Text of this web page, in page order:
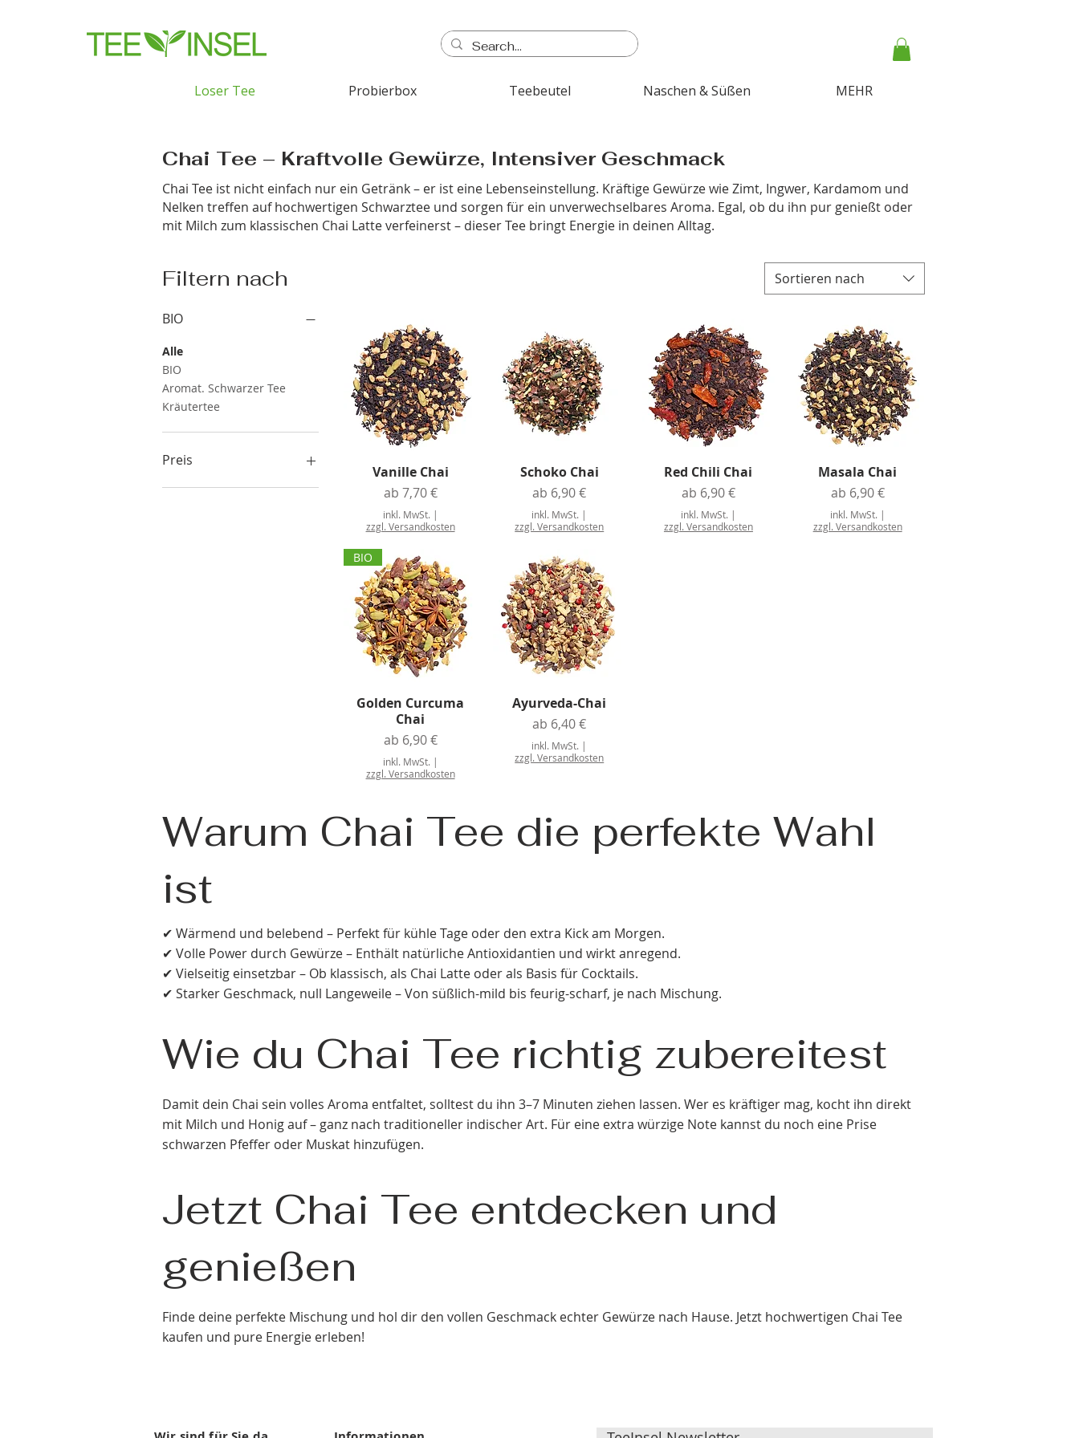
Loser Tee Probierbox Teebeutel Naschen & Süßen MEHR
Chai Tee – Kraftvolle Gewürze, Intensiver Geschmack
Chai Tee ist nicht einfach nur ein Getränk – er ist eine Lebenseinstellung. Kräftige Gewürze wie Zimt, Ingwer, Kardamom und
Nelken treffen auf hochwertigen Schwarztee und sorgen für ein unverwechselbares Aroma. Egal, ob du ihn pur genießt oder
mit Milch zum klassischen Chai Latte verfeinerst – dieser Tee bringt Energie in deinen Alltag.
Filtern nach
BIO
Alle
BIO
Aromat. Schwarzer Tee
Kräutertee
Preis
Sortieren nach
Vanille Chai
ab 7,70 €
Sale-Preis
inkl. MwSt.|
zzgl. Versandkosten
Schoko Chai
ab 6,90 €
Sale-Preis
inkl. MwSt. |
zzgl. Versandkosten
Red Chili Chai
ab 6,90 €
Sale-Preis
inkl. MwSt.|
zzgl. Versandkosten
Masala Chai
ab 6,90 €
Sale-Preis
inkl. MwSt.|
zzgl. Versandkosten
BIO
Golden Curcuma
Chai
ab 6,90 €
Sale-Preis
inkl. MwSt. |
zzgl. Versandkosten
Ayurveda-Chai
ab 6,40 €
Sale-Preis
inkl. MwSt. |
zzgl. Versandkosten
Warum Chai Tee die perfekte Wahl
ist
✔ Wärmend und belebend – Perfekt für kühle Tage oder den extra Kick am Morgen.
✔ Volle Power durch Gewürze – Enthält natürliche Antioxidantien und wirkt anregend.
✔ Vielseitig einsetzbar – Ob klassisch, als Chai Latte oder als Basis für Cocktails.
✔ Starker Geschmack, null Langeweile – Von süßlich-mild bis feurig-scharf, je nach Mischung.
Wie du Chai Tee richtig zubereitest
Damit dein Chai sein volles Aroma entfaltet, solltest du ihn 3–7 Minuten ziehen lassen. Wer es kräftiger mag, kocht ihn direkt
mit Milch und Honig auf – ganz nach traditioneller indischer Art. Für eine extra würzige Note kannst du noch eine Prise
schwarzen Pfeffer oder Muskat hinzufügen.
Jetzt Chai Tee entdecken und
genießen
Finde deine perfekte Mischung und hol dir den vollen Geschmack echter Gewürze nach Hause. Jetzt hochwertigen Chai Tee
kaufen und pure Energie erleben!